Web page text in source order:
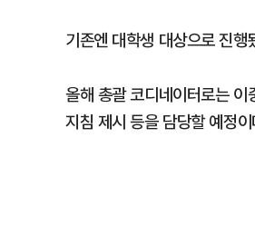
기존엔 대학생 대상으로 진
올해 총괄 코디네이터로는
지침 제시 등을 담당할 예정